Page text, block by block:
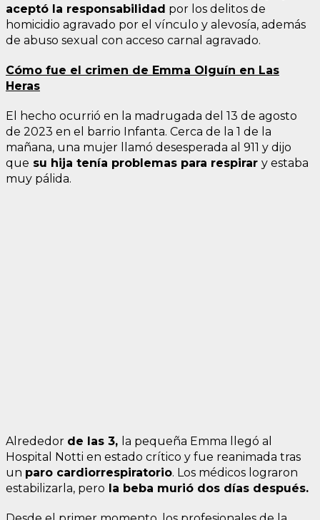
aceptó la responsabilidad por los delitos de
homicidio agravado por el vínculo y alevosía, además
de abuso sexual con acceso carnal agravado.
Cómo fue el crimen de Emma Olguín en Las
Heras
El hecho ocurrió en la madrugada del 13 de agosto
de 2023 en el barrio Infanta. Cerca de la 1 de la
mañana, una mujer llamó desesperada al 911 y dijo
que su hija tenía problemas para respirar y estaba
muy pálida.
Alrededor de las 3, la pequeña Emma llegó al
Hospital Notti en estado crítico y fue reanimada tras
un paro cardiorrespiratorio. Los médicos lograron
estabilizarla, pero la beba murió dos días después.